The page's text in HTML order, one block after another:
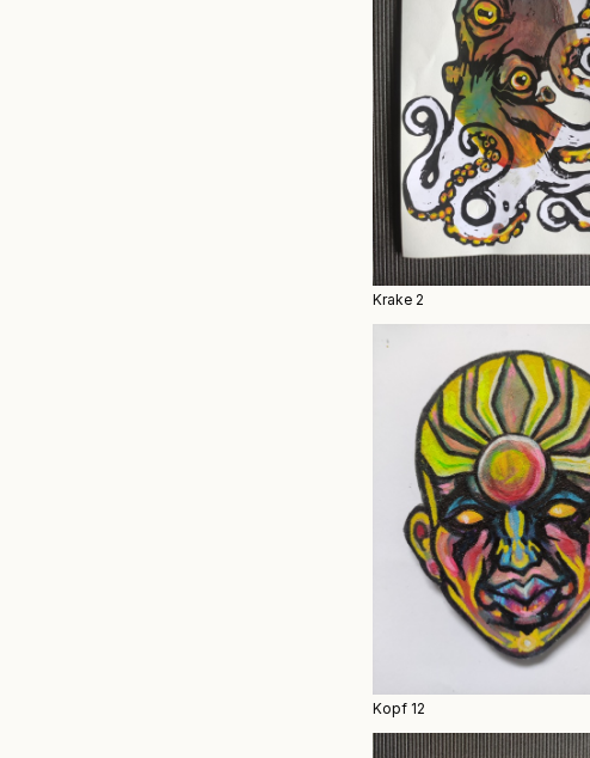
Krake 2
Kopf 12